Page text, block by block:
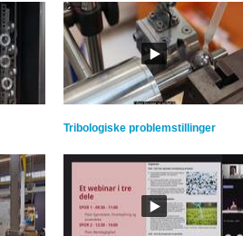
Tribologiske problemstillinger